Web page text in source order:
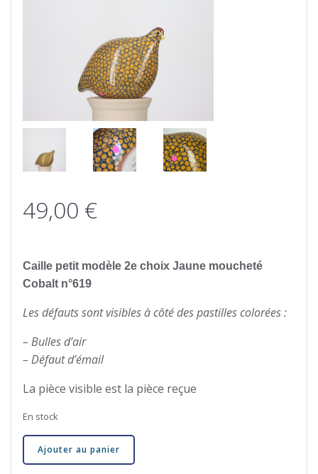
49,00 €
Caille petit modèle 2e choix Jaune moucheté
Cobalt n°619
Les défauts sont visibles à côté des pastilles colorées :
– Bulles d’air
– Défaut d’émail
La pièce visible est la pièce reçue
En stock
quantité
de
Ajouter au panier